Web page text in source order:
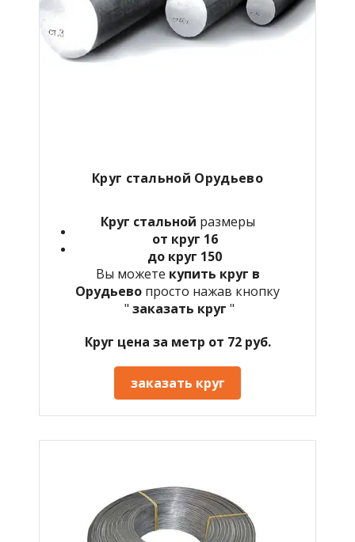
Круг стальной Орудьево
Круг стальной размеры
от круг 16
до круг 150
Вы можете купить круг в
Орудьево просто нажав кнопку
" заказать круг "
Круг цена за метр от 72 руб.
заказать круг